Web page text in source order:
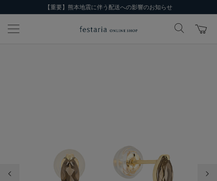
【重要】熊本地震に伴う配送への影響のお知らせ